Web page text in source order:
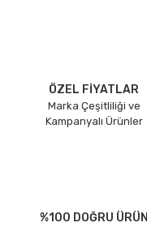
ÖZEL FİYATLAR
Marka Çeşitliliği ve
Kampanyalı Ürünler
%100 DOĞRU ÜRÜN